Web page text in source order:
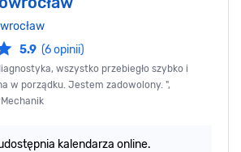
5.9 (6 opinii)
wszystko przebiegło szybko i
w porządku. Jestem zadowolony. ",
kalendarza online.